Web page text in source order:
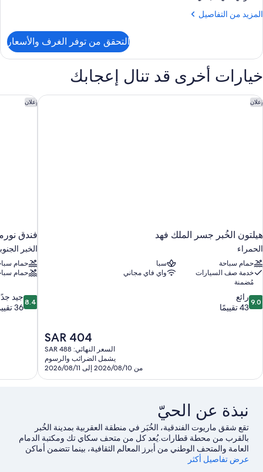
المزيد من التفاصيل
المزيد
جناح
٣
غرف
نوم
التحقق من توفر الغرف والأسعار
خيارات أخرى قد تنال إعجابك
إعلان
هيلتون الخُبر جسر الملك فهد
الحمراء
حمام سباحة
سبا
خدمة صف السيارات
مُضمنة
واي فاي مجاني
9.0
من
9.0 رائع
43 تقييمًا
السعر
الحالي
هو
SAR
404
SAR 404
السعر النهائي: SAR 488
يشمل الضرائب والرسوم
من 2026/08/10 إلى 2026/08/11
هيلتون الخُبر جسر الملك فهد إعلان
فندق
الخبر
حمام
حمام
8.4
من
8.4 جيد
36 تقييمًا
فندق
نبذة عن الحيّ
تقع شقق ماريوت الفندقية، الخُبَر في منطقة العقربية بمدينة الخُبر
بالقرب من محطة قطارات.يُعد كل من متحف سكاي تك ومكتبة الدمام
العامة والمتحف الوطني من أبرز المعالم الثقافية، بينما تتضمن أماكن
عرض تفاصيل أكثر